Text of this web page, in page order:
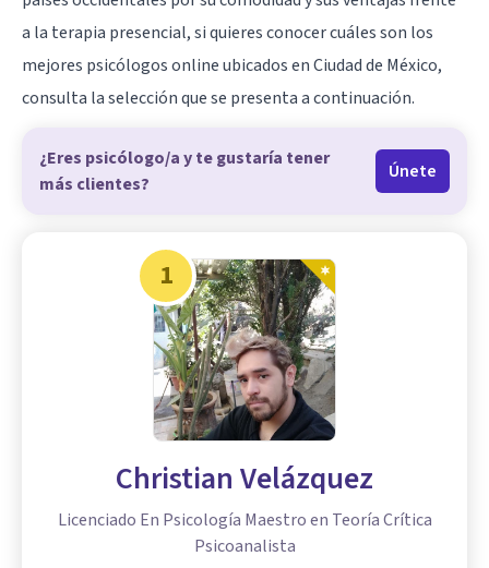
a la terapia presencial, si quieres conocer cuáles son los
mejores psicólogos online ubicados en Ciudad de México,
consulta la selección que se presenta a continuación.
¿Eres psicólogo/a y te gustaría tener
más clientes?
Únete
1
Christian Velázquez
Licenciado En Psicología Maestro en Teoría Crítica
Psicoanalista